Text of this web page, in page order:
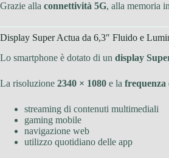
Grazie alla connettività 5G, alla memoria
Display Super Actua da 6,3″ Fluido e
Lo smartphone è dotato di un display
La risoluzione 2340 × 1080 e la frequenza
streaming di contenuti multimediali
gaming mobile
navigazione web
utilizzo quotidiano delle app